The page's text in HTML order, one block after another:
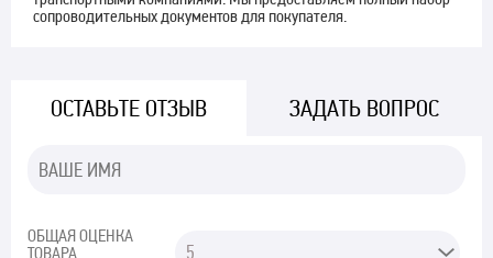
сопроводительных документов для покупателя.
ОСТАВЬТЕ ОТЗЫВ ЗАДАТЬ ВОПРОС
ОБЩАЯ ОЦЕНКА
ТОВАРА